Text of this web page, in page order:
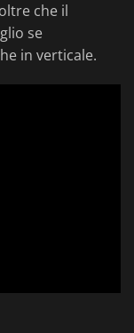
che il
se
in verticale.